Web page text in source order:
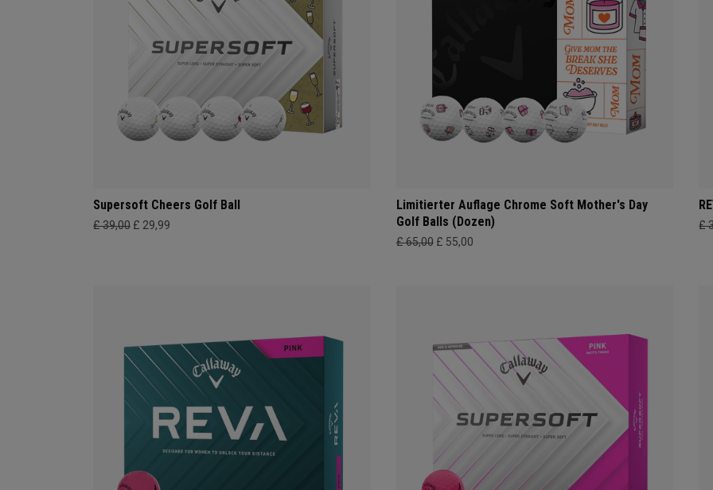
Supersoft Cheers Golf Ball
£ 39,00 £ 29,99
Limitierter Auflage Chrome Soft Mother's Day
Golf Balls (Dozen)
£ 65,00 £ 55,00
£